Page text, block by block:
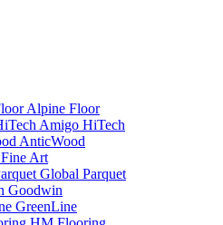
Alpine Floor
Amigo HiTech
AnticWood
Fine Art
Global Parquet
Goodwin
GreenLine